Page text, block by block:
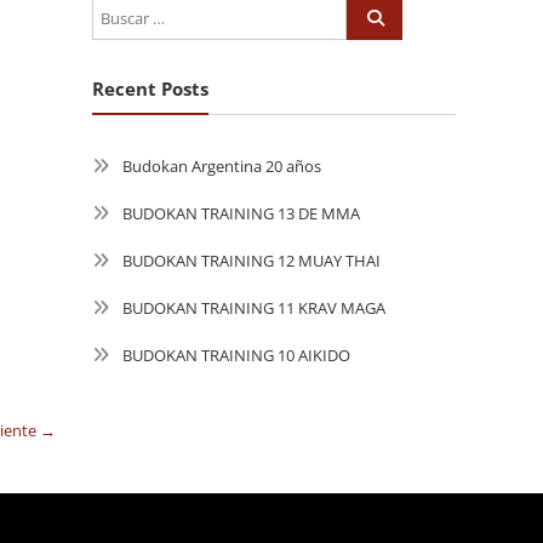
→
Recent Posts
Budokan Argentina 20 años
BUDOKAN TRAINING 13 DE MMA
BUDOKAN TRAINING 12 MUAY THAI
BUDOKAN TRAINING 11 KRAV MAGA
BUDOKAN TRAINING 10 AIKIDO